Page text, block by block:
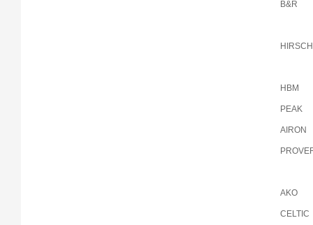
B&R
HBM
PEAK
AIRON
AKO
CELTIC